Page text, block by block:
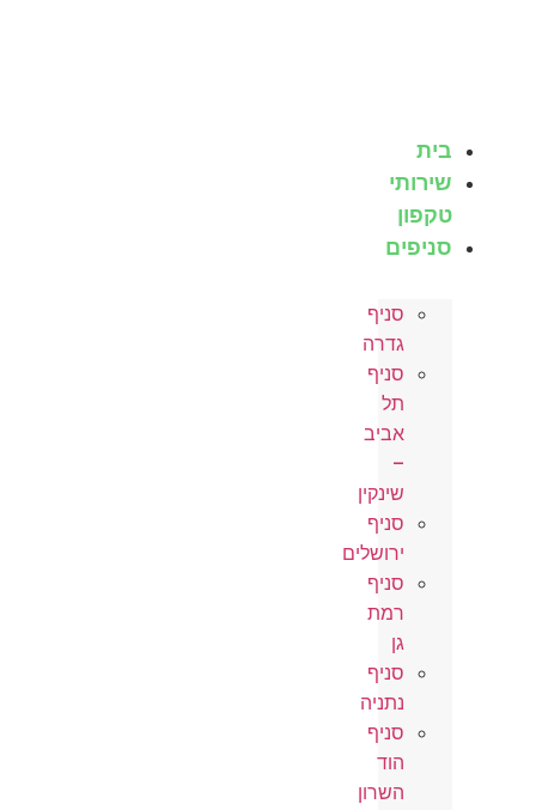
בית
שירותי
טקפון
סניפים
סניף
גדרה
סניף
תל
אביב
–
שינקין
סניף
ירושלים
סניף
רמת
גן
סניף
נתניה
סניף
הוד
השרון